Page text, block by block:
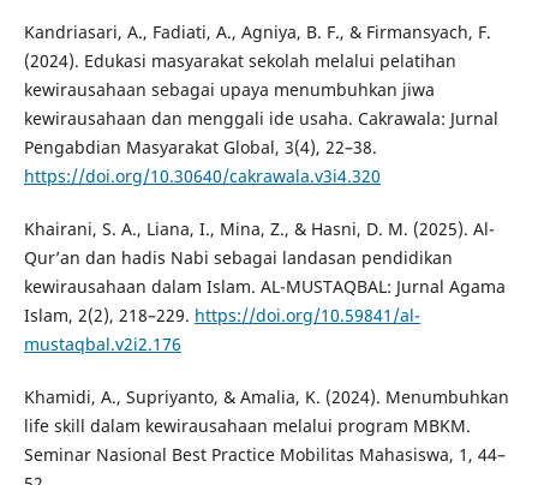
Kandriasari, A., Fadiati, A., Agniya, B. F., & Firmansyach, F.
(2024). Edukasi masyarakat sekolah melalui pelatihan
kewirausahaan sebagai upaya menumbuhkan jiwa
kewirausahaan dan menggali ide usaha. Cakrawala: Jurnal
Pengabdian Masyarakat Global, 3(4), 22–38.
https://doi.org/10.30640/cakrawala.v3i4.320
Khairani, S. A., Liana, I., Mina, Z., & Hasni, D. M. (2025). Al-
Qur’an dan hadis Nabi sebagai landasan pendidikan
kewirausahaan dalam Islam. AL-MUSTAQBAL: Jurnal Agama
Islam, 2(2), 218–229. https://doi.org/10.59841/al-
mustaqbal.v2i2.176
Khamidi, A., Supriyanto, & Amalia, K. (2024). Menumbuhkan
life skill dalam kewirausahaan melalui program MBKM.
Seminar Nasional Best Practice Mobilitas Mahasiswa, 1, 44–